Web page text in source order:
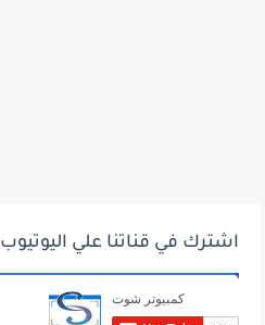
اشترك في قناتنا علي اليوتيوب